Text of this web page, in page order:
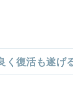
く復活も遂げ